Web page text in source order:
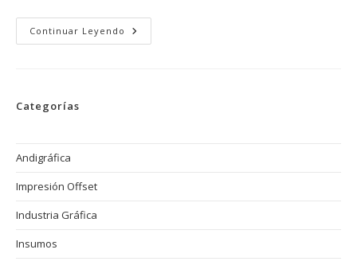
Continuar Leyendo Reducción
De
Categorías
Andigráfica
Impresión Offset
Industria Gráfica
Insumos